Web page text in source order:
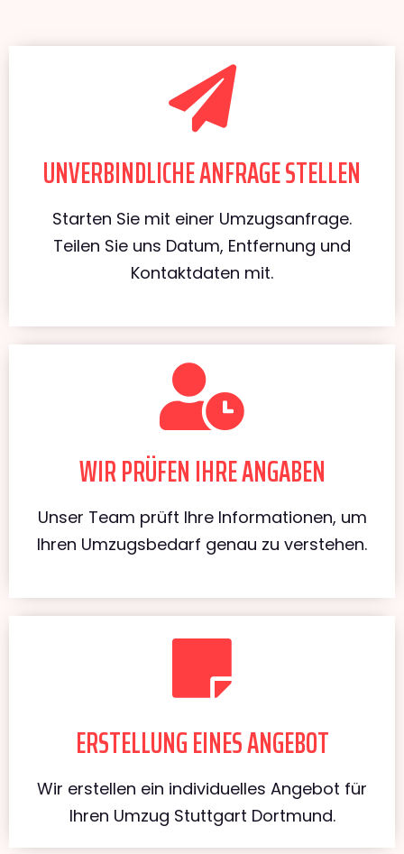
UNVERBINDLICHE ANFRAGE STELLEN
Starten Sie mit einer Umzugsanfrage.
Teilen Sie uns Datum, Entfernung und
Kontaktdaten mit.
WIR PRÜFEN IHRE ANGABEN
Unser Team prüft Ihre Informationen, um
Ihren Umzugsbedarf genau zu verstehen.
ERSTELLUNG EINES ANGEBOT
Wir erstellen ein individuelles Angebot für
Ihren Umzug Stuttgart Dortmund.